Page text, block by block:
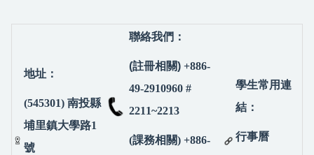
地址：
(545301) 南投縣
埔里鎮大學路1
號
聯絡我們：
(註冊相關) +886-
49-2910960 #
2211~2213
(課務相關) +886-
學生常用連
結：
行事曆